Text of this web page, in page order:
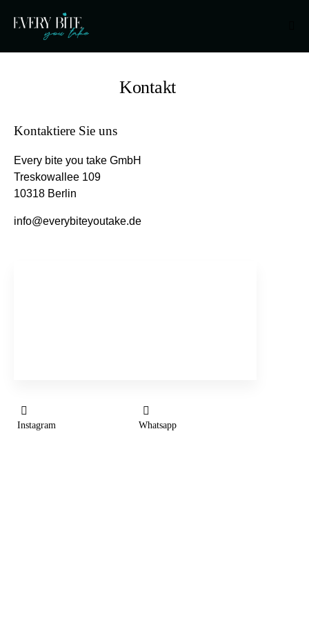
Kontakt
Kontaktiere Sie uns
Every bite you take GmbH
Treskowallee 109
10318 Berlin
info@everybiteyoutake.de
Instagram Whatsapp